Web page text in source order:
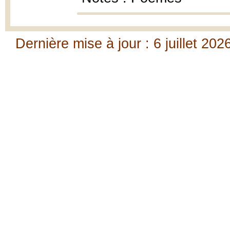
Dernière mise à jour : 6 juillet